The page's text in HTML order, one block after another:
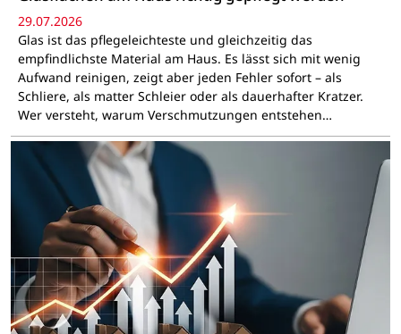
29.07.2026
Glas ist das pflegeleichteste und gleichzeitig das
empfindlichste Material am Haus. Es lässt sich mit wenig
Aufwand reinigen, zeigt aber jeden Fehler sofort – als
Schliere, als matter Schleier oder als dauerhafter Kratzer.
Wer versteht, warum Verschmutzungen entstehen…